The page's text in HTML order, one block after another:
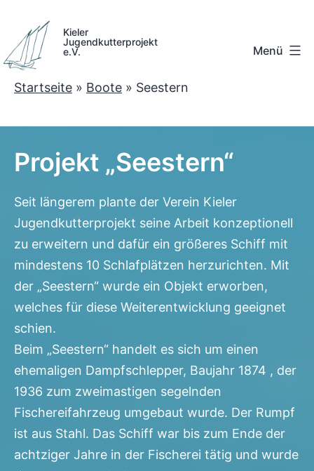
Inhalt
springen
Kieler
Jugendkutterprojekt
e.V.
Kieler
Jugendkutterprojekt
Menü
Startseite » Boote » Seestern
Projekt „Seestern“
Seit längerem plante der Verein Kieler
Jugendkutterprojekt seine Arbeit konzeptionell
zu erweitern und dafür ein größeres Schiff mit
mindestens 10 Schlafplätzen herzurichten. Mit
der „Seestern“ wurde ein Objekt erworben,
welches für diese Weiterentwicklung geeignet
schien.
Beim „Seestern“ handelt es sich um einen
ehemaligen Dampfschlepper, Baujahr 1874 , der
1936 zum zweimastigen segelnden
Fischereifahrzeug umgebaut wurde. Der Rumpf
ist aus Stahl. Das Schiff war bis zum Ende der
achtziger Jahre in der Fischerei tätig und wurde